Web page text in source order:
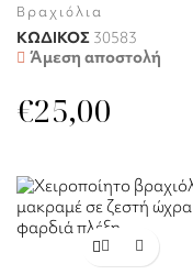
Βραχιόλια
ΚΩΔΙΚΟΣ 30583
Άμεση αποστολή
€25,00